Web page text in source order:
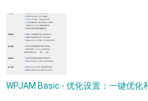
WPJAM Basic - 优化设置：一键优化